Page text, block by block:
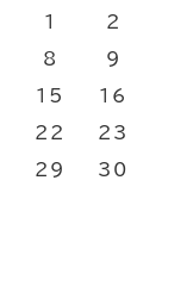
1 2
8 9
15 16
22 23
29 30